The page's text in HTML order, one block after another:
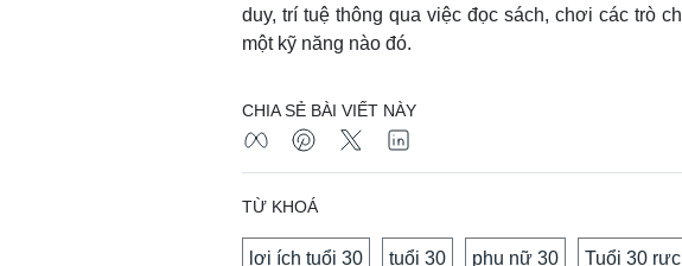
duy, trí tuệ thông qua việc đọc sách, chơi các trò
một kỹ năng nào đó.
CHIA SẺ BÀI VIẾT NÀY
TỪ KHOÁ
lợi ích tuổi 30 tuổi 30 phụ nữ 30 Tuổi 30